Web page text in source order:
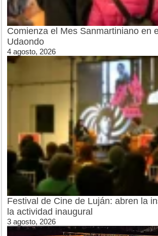
Comienza el Mes Sanmartiniano en
Udaondo
4 agosto, 2026
Festival de Cine de Luján: abren la
la actividad inaugural
3 agosto, 2026